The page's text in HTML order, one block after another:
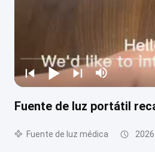
Fuente de luz portátil
Fuente de luz médica